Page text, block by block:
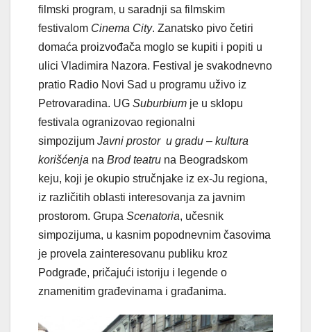
filmski program, u saradnji sa filmskim
festivalom Cinema City. Zanatsko pivo četiri
domaća proizvođača moglo se kupiti i popiti u
ulici Vladimira Nazora. Festival je svakodnevno
pratio Radio Novi Sad u programu uživo iz
Petrovaradina. UG Suburbium je u sklopu
festivala ogranizovao regionalni
simpozijum Javni prostor u gradu – kultura
korišćenja na Brod teatru na Beogradskom
keju, koji je okupio stručnjake iz ex-Ju regiona,
iz različitih oblasti interesovanja za javnim
prostorom. Grupa Scenatoria, učesnik
simpozijuma, u kasnim popodnevnim časovima
je provela zainteresovanu publiku kroz
Podgrađe, pričajući istoriju i legende o
znamenitim građevinama i građanima.